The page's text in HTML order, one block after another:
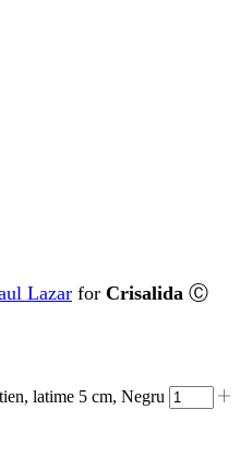
Lazar for Crisalida Ⓒ
latime 5 cm, Negru